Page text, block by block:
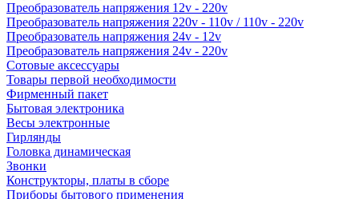
Преобразователь напряжения 12v - 220v
Преобразователь напряжения 220v - 110v / 110v - 220v
Преобразователь напряжения 24v - 12v
Преобразователь напряжения 24v - 220v
Сотовые аксессуары
Товары первой необходимости
Фирменный пакет
Бытовая электроника
Весы электронные
Гирлянды
Головка динамическая
Звонки
Конструкторы, платы в сборе
Приборы бытового применения